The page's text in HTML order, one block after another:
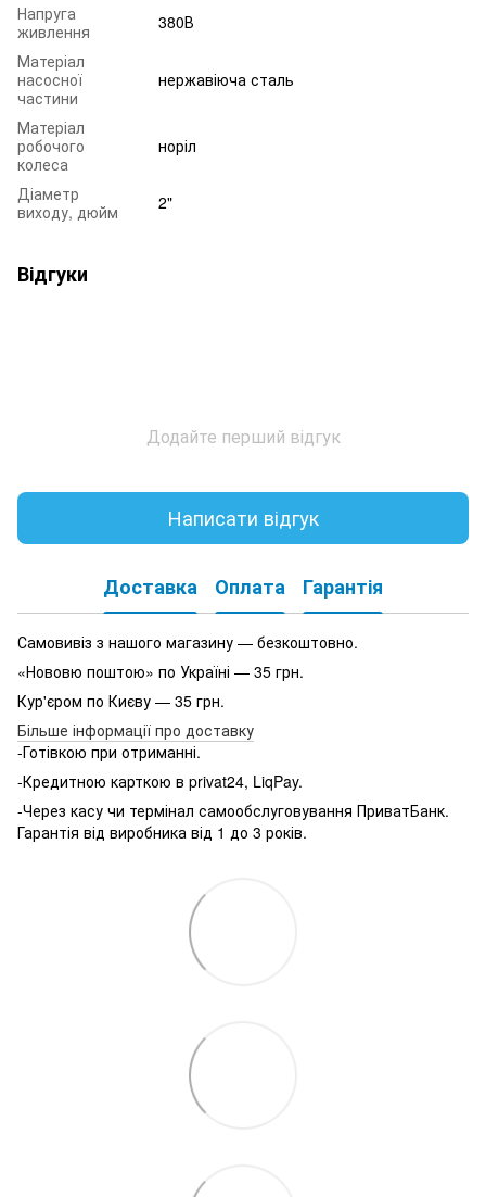
Напруга
живлення
380В
Матеріал
насосної
частини
нержавіюча сталь
Матеріал
робочого
колеса
норіл
Діаметр
виходу, дюйм
2"
Відгуки
Додайте перший відгук
Написати відгук
Доставка Оплата Гарантія
Самовивіз з нашого магазину — безкоштовно.
«Нововю поштою» по Україні — 35 грн.
Кур'єром по Києву — 35 грн.
Більше інформації про доставку
-Готівкою при отриманні.
-Кредитною карткою в privat24, LiqPay.
-Через касу чи термінал самообслуговування ПриватБанк.
Гарантія від виробника від 1 до 3 років.